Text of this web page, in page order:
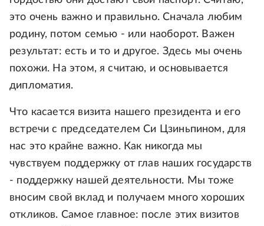
это очень важно и правильно. Сначала любим
родину, потом семью - или наоборот. Важен
результат: есть и то и другое. Здесь мы очень
похожи. На этом, я считаю, и основывается
дипломатия.
Что касается визита нашего президента и его
встречи с председателем Си Цзиньпином, для
нас это крайне важно. Как никогда мы
чувствуем поддержку от глав наших государств
- поддержку нашей деятельности. Мы тоже
вносим свой вклад и получаем много хороших
откликов. Самое главное: после этих визитов